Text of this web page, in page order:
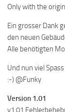
Only with the
Ein grosser Dank
den neuen
Alle benötigten
Und nun viel
:-) @Funky
Version 1.01
v1.01